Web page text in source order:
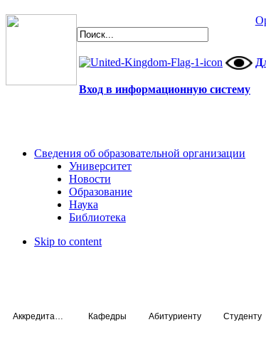
Вход в информационную систему
Сведения об образовательной организации
Университет
Новости
Образование
Наука
Библиотека
Skip to content
Кафедры Абитуриенту Студенту